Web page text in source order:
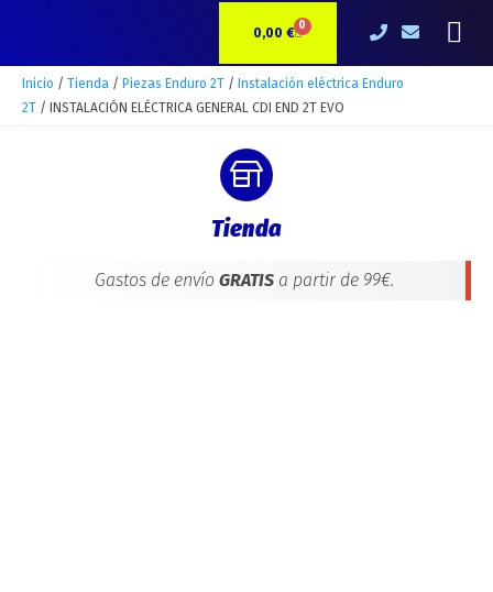
0,00 € 0CARRITO
Inicio / Tienda / Piezas Enduro 2T / Instalación eléctrica Enduro
2T / INSTALACIÓN ELÉCTRICA GENERAL CDI END 2T EVO
Tienda
Gastos de envío GRATISa partir de 99€.
CDI
END